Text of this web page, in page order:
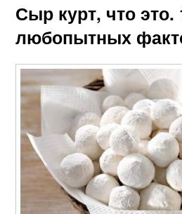
Сыр курт, что это.
любопытных